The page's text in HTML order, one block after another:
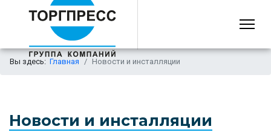
Вы здесь: Главная Новости и инсталляции
Новости и инсталляции